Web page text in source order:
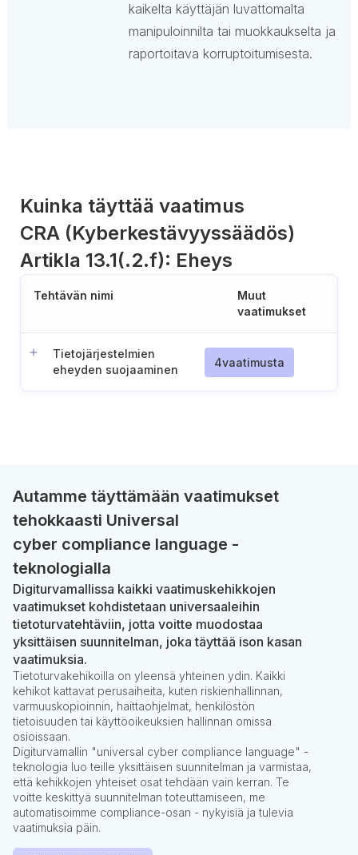
kaikelta käyttäjän luvattomalta
manipuloinnilta tai muokkaukselta ja
raportoitava korruptoitumisesta.
Kuinka täyttää vaatimus
CRA (Kyberkestävyyssäädös)
Artikla 13.1(.2.f): Eheys
Tehtävän nimi
Muut
vaatimukset
Tietojärjestelmien
eheyden suojaaminen
4vaatimusta
Autamme täyttämään vaatimukset
tehokkaasti Universal
cyber compliance language -
teknologialla
Digiturvamallissa kaikki vaatimuskehikkojen
vaatimukset kohdistetaan universaaleihin
tietoturvatehtäviin, jotta voitte muodostaa
yksittäisen suunnitelman, joka täyttää ison kasan
vaatimuksia.
Tietoturvakehikoilla on yleensä yhteinen ydin. Kaikki
kehikot kattavat perusaiheita, kuten riskienhallinnan,
varmuuskopioinnin, haittaohjelmat, henkilöstön
tietoisuuden tai käyttöoikeuksien hallinnan omissa
osioissaan.
Digiturvamallin "universal cyber compliance language" -
teknologia luo teille yksittäisen suunnitelman ja varmistaa,
että kehikkojen yhteiset osat tehdään vain kerran. Te
voitte keskittyä suunnitelman toteuttamiseen, me
automatisoimme compliance-osan - nykyisiä ja tulevia
vaatimuksia päin.